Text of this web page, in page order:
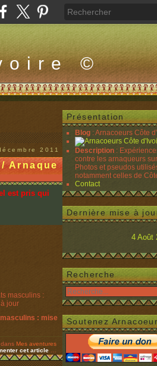
©
2011
Arnaque
est pris qui
: mise
dans Mes aventures
cet article
Présentation
Blog : Arnacoeurs Côte
Description :
contre les arnaqueurs
Photos et pseudos
notamment celles de
Contact
Dernière mise à
4 Août
Recherche
Soutenez